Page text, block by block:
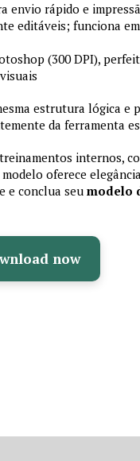
envio rápido e
editáveis; funciona
(300 DPI),
estrutura lógica e
da ferramenta
internos,
oferece
e conclua seu modelo
now